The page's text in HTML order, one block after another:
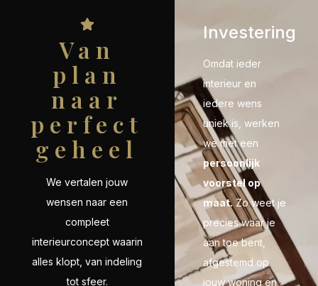
Van
plan
naar
perfect
geheel
We vertalen jouw
wensen naar een
compleet
interieurconcept waarin
alles klopt, van indeling
tot sfeer.
Investering
Omdat ieder
interieur en
iedere wens
uniek is, werken
we met een
persoonlijk
voorstel op
maat.Zo weet je
precies waar je
aan toe bent,
afgestemd op
jouw woning en